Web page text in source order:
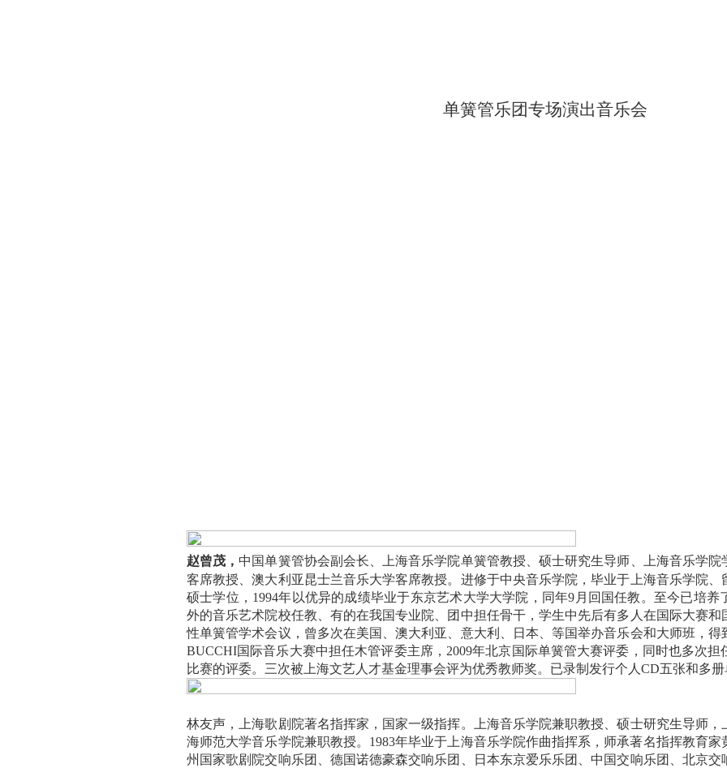
单簧管乐团专场演出音乐会
赵曾茂， 中国单簧管协会副会长、上海音乐学院单簧管教授、硕士研究生导师、上海音乐学
客席教授、澳大利亚昆士兰音乐大学客席教授。进修于中央音乐学院，毕业于上海音乐学院
硕士学位， 1994年以优异的成绩毕业于东京艺术大学大学院，同年9 月回国任教。至今已培养
外的音乐艺术院校任教、有的在我国专业院、团中担任骨干，学生中先后有多人在国际大赛
性单簧管学术会议，曾多次在美国、澳大利亚、意大利、日本、等国举办音乐会和大师班，得
BUCCHI国际音乐大赛中担任木管评委主席， 2009年北京国际单簧管大赛评委，同时也多次担
比赛的评委。三次被上海文艺人才基金理事会评为优秀教师奖。已录制发行个人 CD五张和多册
林友声，上海歌剧院著名指挥家，国家一级指挥。上海音乐学院兼职教授、硕士研究生导师，
海师范大学音乐学院兼职教授。 1983年毕业于上海音乐学院作曲指挥系，师承著名指挥教育
州国家歌剧院交响乐团、德国诺德豪森交响乐团、日本东京爱乐乐团、中国交响乐团、北京交